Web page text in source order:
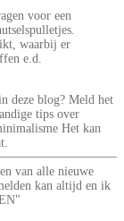
voor een
waarbij er
e.d.
deze blog? Meld het
tips over
Het kan
van alle nieuwe
kan altijd en ik